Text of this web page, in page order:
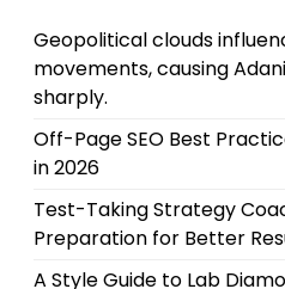
Geopolitical clouds
movements, causing
sharply.
Off-Page SEO Best
in 2026
Test-Taking Strategy
Preparation for Better
A Style Guide to Lab